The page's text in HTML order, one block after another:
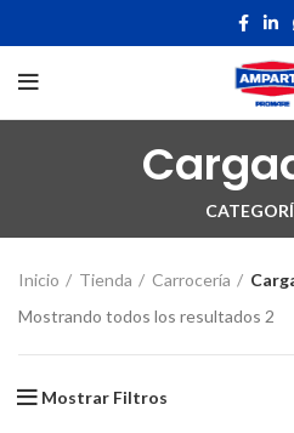
Inicio Tienda Carrocería
Mostrando todos los resultados 2
Mostrar Filtros